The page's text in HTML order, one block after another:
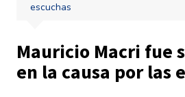
escuchas
Mauricio Macri fue
en la causa por las